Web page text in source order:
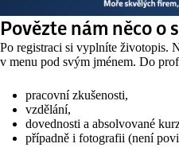
Povězte nám něco o
Po registraci si vyplníte životopis.
v menu pod svým jménem. Do
pracovní zkušenosti,
vzdělání,
dovednosti a absolvované
případně i fotografii (není